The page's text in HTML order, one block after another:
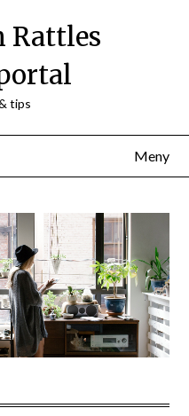
Rattles
tips
Meny